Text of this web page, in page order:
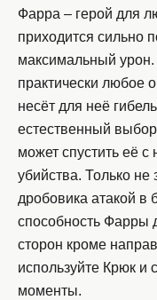
Фарра – герой для
приходится сильно
максимальный урон.
практически любое
несёт для неё
естественный
может спустить её
убийства. Только
дробовика атакой в
способность Фарры
сторон кроме
используйте Крюк и
моменты.